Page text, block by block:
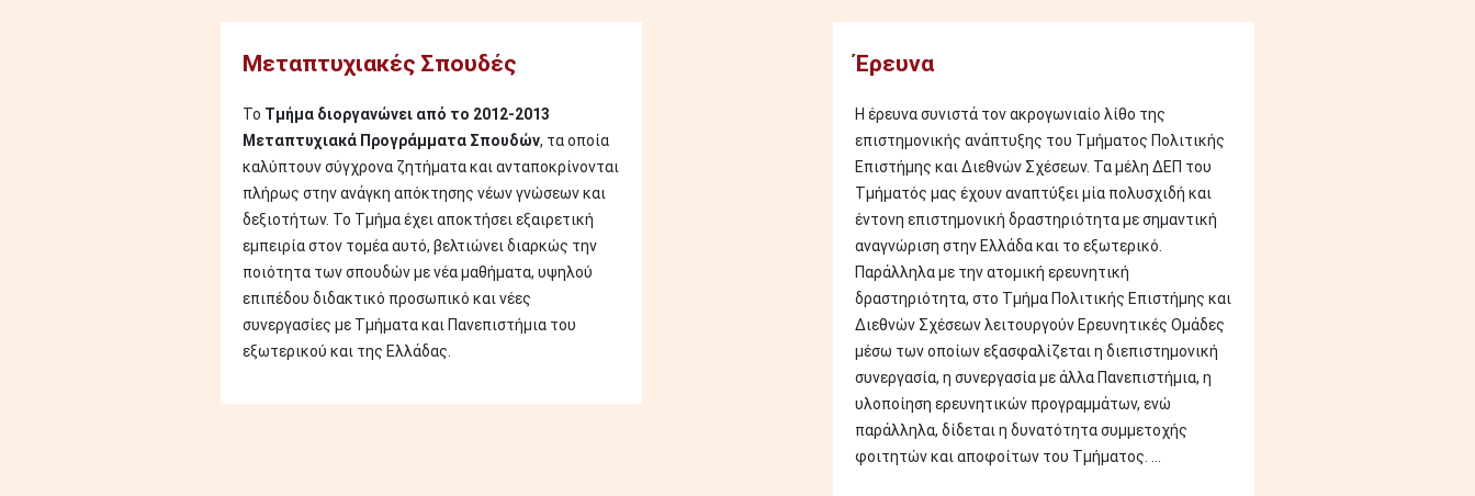
Μεταπτυχιακές Σπουδές
Το Τμήμα διοργανώνει από το 2012-2013
Μεταπτυχιακά Προγράμματα Σπουδών, τα οποία
καλύπτουν σύγχρονα ζητήματα και ανταποκρίνονται
πλήρως στην ανάγκη απόκτησης νέων γνώσεων και
δεξιοτήτων. Το Τμήμα έχει αποκτήσει εξαιρετική
εμπειρία στον τομέα αυτό, βελτιώνει διαρκώς την
ποιότητα των σπουδών με νέα μαθήματα, υψηλού
επιπέδου διδακτικό προσωπικό και νέες
συνεργασίες με Τμήματα και Πανεπιστήμια του
εξωτερικού και της Ελλάδας.
Έρευνα
Η έρευνα συνιστά τον ακρογωνιαίο λίθο της
επιστημονικής ανάπτυξης του Τμήματος Πολιτικής
Επιστήμης και Διεθνών Σχέσεων. Τα μέλη ΔΕΠ του
Τμήματός μας έχουν αναπτύξει μία πολυσχιδή και
έντονη επιστημονική δραστηριότητα με σημαντική
αναγνώριση στην Ελλάδα και το εξωτερικό.
Παράλληλα με την ατομική ερευνητική
δραστηριότητα, στο Τμήμα Πολιτικής Επιστήμης και
Διεθνών Σχέσεων λειτουργούν Ερευνητικές Ομάδες
μέσω των οποίων εξασφαλίζεται η διεπιστημονική
συνεργασία, η συνεργασία με άλλα Πανεπιστήμια, η
υλοποίηση ερευνητικών προγραμμάτων, ενώ
παράλληλα, δίδεται η δυνατότητα συμμετοχής
φοιτητών και αποφοίτων του Τμήματος. ...